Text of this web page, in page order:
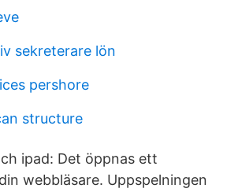
sekreterare lön
pershore
structure
ipad: Det öppnas ett
webbläsare. Uppspelningen